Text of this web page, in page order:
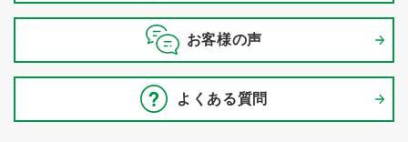
お客様の声
よくある質問